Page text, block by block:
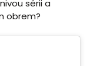
sérii a
obrem?